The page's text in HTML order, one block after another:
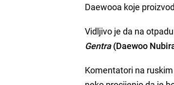
Daewooa koje
Vidljivo je da na
Gentra(Daewoo
Komentatori na